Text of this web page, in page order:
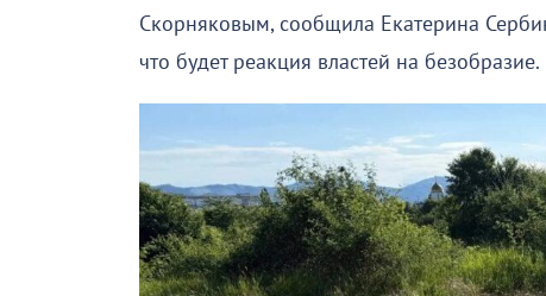
Скорняковым, сообщила Екатерина
что будет реакция властей на безобразие.